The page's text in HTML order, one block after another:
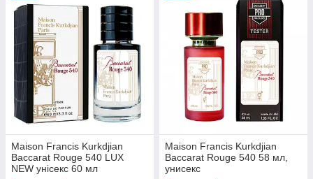
Maison Francis Kurkdjian
Baccarat Rouge 540 LUX
NEW унісекс 60 мл
Maison Francis Kurkdjian
Baccarat Rouge 540 58 мл,
унисекс